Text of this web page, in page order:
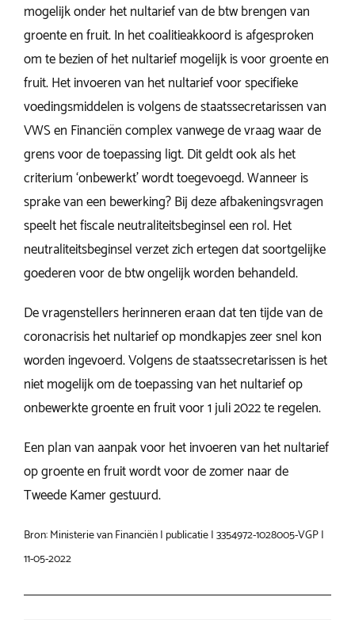
mogelijk onder het nultarief van de btw brengen van
groente en fruit. In het coalitieakkoord is afgesproken
om te bezien of het nultarief mogelijk is voor groente en
fruit. Het invoeren van het nultarief voor specifieke
voedingsmiddelen is volgens de staatssecretarissen van
VWS en Financiën complex vanwege de vraag waar de
grens voor de toepassing ligt. Dit geldt ook als het
criterium ‘onbewerkt’ wordt toegevoegd. Wanneer is
sprake van een bewerking? Bij deze afbakeningsvragen
speelt het fiscale neutraliteitsbeginsel een rol. Het
neutraliteitsbeginsel verzet zich ertegen dat soortgelijke
goederen voor de btw ongelijk worden behandeld.
De vragenstellers herinneren eraan dat ten tijde van de
coronacrisis het nultarief op mondkapjes zeer snel kon
worden ingevoerd. Volgens de staatssecretarissen is het
niet mogelijk om de toepassing van het nultarief op
onbewerkte groente en fruit voor 1 juli 2022 te regelen.
Een plan van aanpak voor het invoeren van het nultarief
op groente en fruit wordt voor de zomer naar de
Tweede Kamer gestuurd.
Bron: Ministerie van Financiën | publicatie | 3354972-1028005-VGP |
11-05-2022